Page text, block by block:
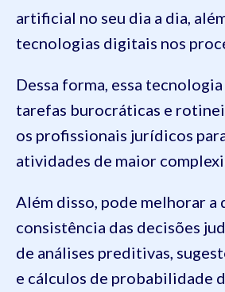
artificial no seu dia a dia,
tecnologias digitais nos
Dessa forma, essa
tarefas burocráticas e
os profissionais jurídicos
atividades de maior
Além disso, pode melhorar a
consistência das decisões
de análises preditivas,
e cálculos de probabilidade